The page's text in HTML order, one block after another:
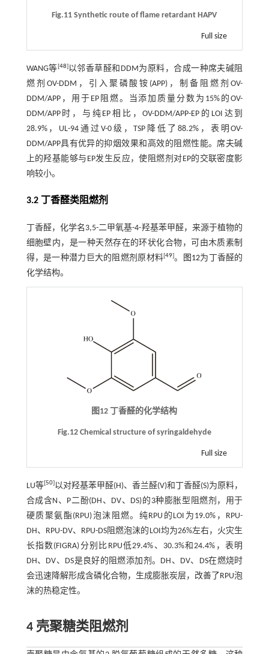
Fig.11 Synthetic route of flame retardant HAPV
Full size
WANG等[48]以邻香草醛和DDM为原料，合成一种席夫碱阻
燃剂OV-DDM，引入聚磷酸铵(APP)，制备阻燃剂OV-
DDM/APP，用于EP阻燃。当添加质量分数为15%的OV-
DDM/APP时，与纯EP相比，OV-DDM/APP-EP的LOI达到
28.9%，UL-94通过V-0级，TSP降低了88.2%，表明OV-
DDM/APP具有优异的抑烟效果和高效的阻燃性能。席夫碱
上的羟基能够与EP发生反应，使阻燃剂对EP的交联密度影
响较小。
3.2 丁香醛类阻燃剂
丁香醛，化学名3,5-二甲氧基-4-羟基苯甲醛，来源于植物的
细胞壁内，是一种天然存在的环状化合物，可由木质素制
得，是一种潜力巨大的阻燃剂原材料[49]。 图12为丁香醛的
化学结构。
图12 丁香醛的化学结构
Fig.12 Chemical structure of syringaldehyde
Full size
LU等[ 50] 以对羟基苯甲醛(H)、香兰醛(V)和丁香醛(S)为原料，
合成含N、P二酚(DH、DV、DS)的3种膨胀型阻燃剂，用于
硬质聚氨酯(RPU)泡沫阻燃。纯RPU的LOI为19.0%，RPU-
DH、RPU-DV、RPU-DS阻燃泡沫的LOI均为26%左右，火灾生
长指数(FIGRA)分别比RPU低29.4%、30.3%和24.4%，表明
DH、DV、DS是良好的阻燃添加剂。DH、DV、DS在燃烧时
会迅速降解形成含磷化合物，生成膨胀炭层，改善了RPU泡
沫的热稳定性。
4 壳聚糖类阻燃剂